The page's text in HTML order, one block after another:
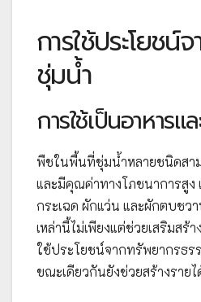
การใช้ประโยช
ชุ่มน้ำ
การใช้เป็นอาหารแ
พืชในพื้นที่ชุ่มน้ำหลายชนิดสา
และมีคุณค่าทางโภชนาการสูง
กระเฉด ผักแว่น และผักตบชว
เหล่านี้ไม่เพียงแต่ช่วยเสริมสร้
ใช้ประโยชน์จากทรัพยากรธร
ขณะเดียวกันยังช่วยสร้างรา